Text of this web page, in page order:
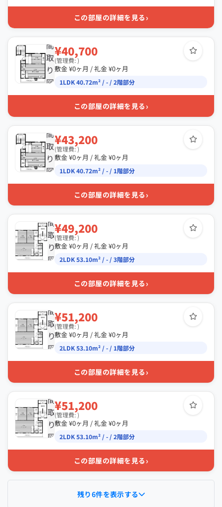
この部屋の詳細を見る›
間
取
り
図
¥40,700
(管理費: )
敷金 ¥0ヶ月 / 礼金 ¥0ヶ月
1LDK 40.72m² / - / 2階部分
この部屋の詳細を見る›
間
取
り
図
¥43,200
(管理費: )
敷金 ¥0ヶ月 / 礼金 ¥0ヶ月
1LDK 40.72m² / - / 1階部分
この部屋の詳細を見る›
間
取
り
図
¥49,200
(管理費: )
敷金 ¥0ヶ月 / 礼金 ¥0ヶ月
2LDK 53.10m² / - / 3階部分
この部屋の詳細を見る›
間
取
り
図
¥51,200
(管理費: )
敷金 ¥0ヶ月 / 礼金 ¥0ヶ月
2LDK 53.10m² / - / 1階部分
この部屋の詳細を見る›
間
取
り
図
¥51,200
(管理費: )
敷金 ¥0ヶ月 / 礼金 ¥0ヶ月
2LDK 53.10m² / - / 2階部分
この部屋の詳細を見る›
残り6件を表示する